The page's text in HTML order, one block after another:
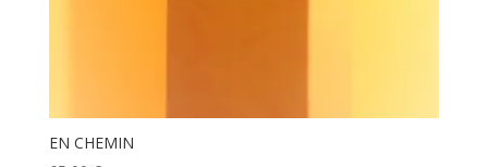
EN CHEMIN